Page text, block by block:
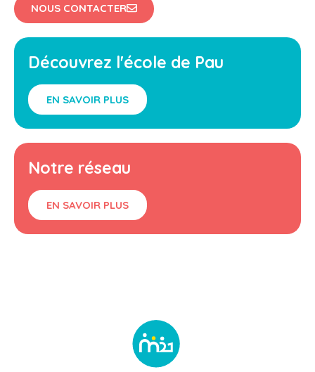
NOUS CONTACTER
Découvrez l'école de Pau
EN SAVOIR PLUS
Notre réseau
EN SAVOIR PLUS